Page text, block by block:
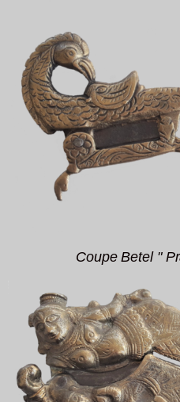
Coupe Betel "